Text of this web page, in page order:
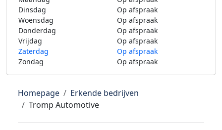
Dinsdag
Op afspraak
Woensdag
Op afspraak
Donderdag
Op afspraak
Vrijdag
Op afspraak
Zaterdag
Op afspraak
Zondag
Op afspraak
Homepage
Erkende bedrijven
Tromp Automotive